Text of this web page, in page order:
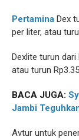
Pertamina Dex
per liter, atau
Dexlite turun dari
atau turun
BACA JUGA:
Jambi
Avtur untuk